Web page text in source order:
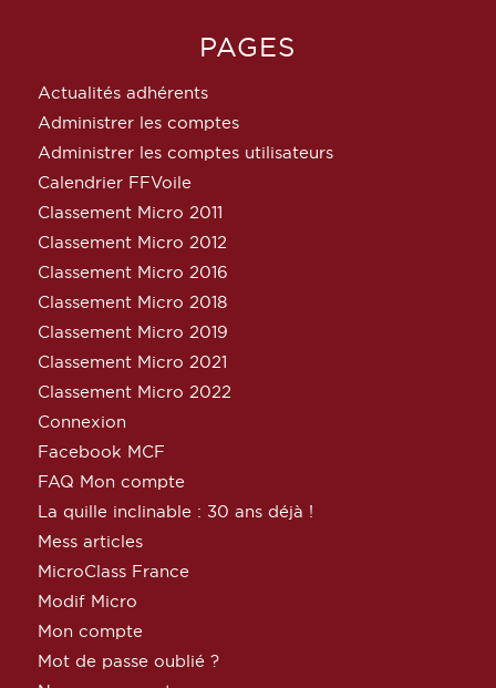
PAGES
Actualités adhérents
Administrer les comptes
Administrer les comptes utilisateurs
Calendrier FFVoile
Classement Micro 2011
Classement Micro 2012
Classement Micro 2016
Classement Micro 2018
Classement Micro 2019
Classement Micro 2021
Classement Micro 2022
Connexion
Facebook MCF
FAQ Mon compte
La quille inclinable : 30 ans déjà !
Mess articles
MicroClass France
Modif Micro
Mon compte
Mot de passe oublié ?